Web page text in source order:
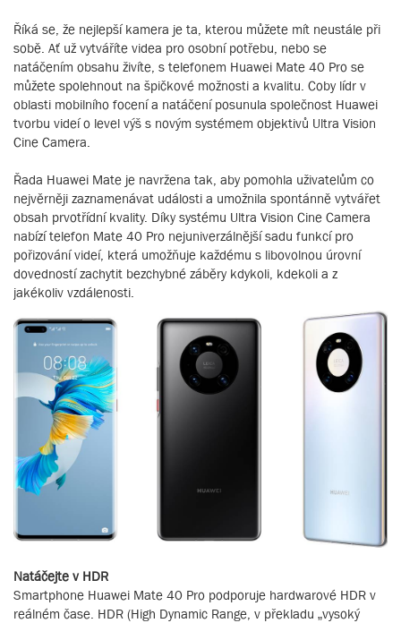
Říká se, že nejlepší kamera je ta, kterou můžete mít neustále při
sobě. Ať už vytváříte videa pro osobní potřebu, nebo se
natáčením obsahu živíte, s telefonem Huawei Mate 40 Pro se
můžete spolehnout na špičkové možnosti a kvalitu. Coby lídr v
oblasti mobilního focení a natáčení posunula společnost Huawei
tvorbu videí o level výš s novým systémem objektivů Ultra Vision
Cine Camera.
Řada Huawei Mate je navržena tak, aby pomohla uživatelům co
nejvěrněji zaznamenávat události a umožnila spontánně vytvářet
obsah prvotřídní kvality. Díky systému Ultra Vision Cine Camera
nabízí telefon Mate 40 Pro nejuniverzálnější sadu funkcí pro
pořizování videí, která umožňuje každému s libovolnou úrovní
dovedností zachytit bezchybné záběry kdykoli, kdekoli a z
jakékoliv vzdálenosti.
Natáčejte v HDR
Smartphone Huawei Mate 40 Pro podporuje hardwarové HDR v
reálném čase. HDR (High Dynamic Range, v překladu „vysoký